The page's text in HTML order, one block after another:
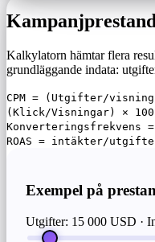
Kalkylatorn hämtar flera
grundläggande indata:
CPM = (Utgifter/
(Klick/Visningar) ×
Konverteringsfrekvens
ROAS = intäkter/
Exempel på
Utgifter: 15 000 USD ·